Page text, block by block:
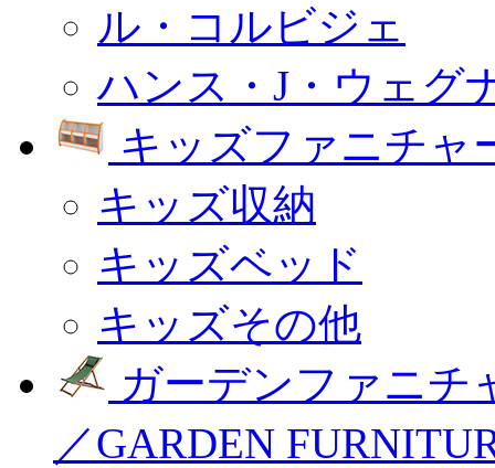
ル・コルビジェ
ハンス・J・ウェグ
キッズファニチャ
キッズ収納
キッズベッド
キッズその他
ガーデンファニチ
／GARDEN